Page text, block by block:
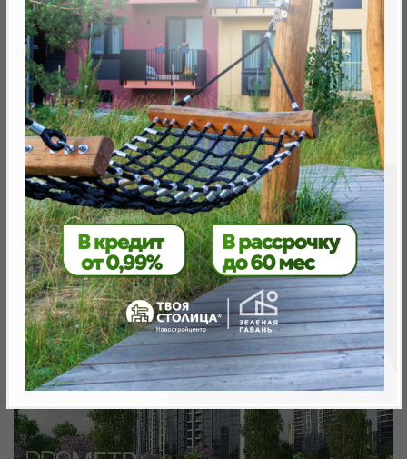
29.4 «Глазго», квартал
"Северная Европа"
от 0 BYN (0 USD)
Минск, Октябрьский, ул. Кижеватова
метро «Ковальская Слобода», 566 м